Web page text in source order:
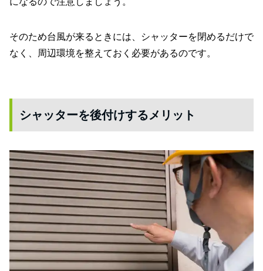
そのため台風が来るときには、シャッターを閉めるだけで
なく、周辺環境を整えておく必要があるのです。
シャッターを後付けするメリット